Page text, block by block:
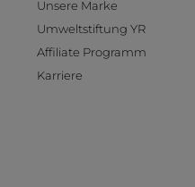
Unsere Marke
Umweltstiftung YR
Affiliate Programm
Karriere